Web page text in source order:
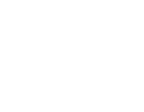
수 있습니다.
로 가공하여 제공하는 경우.
설치•운영 가능
이 개인영상정보 보호책임자를 두